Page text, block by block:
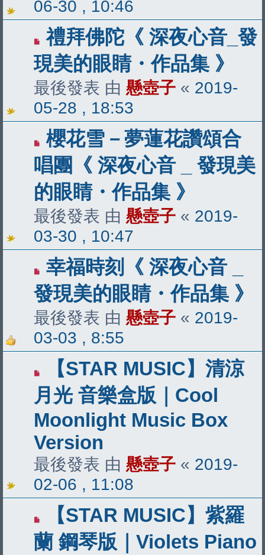
06-30 , 10:46
禮拜佛陀《 深夜心音_發
現美的眼睛・作品集 》
最後發表 由 懸壺子 « 2019-
05-28 , 18:53
櫻花雪－夢蓮花讚頌合
唱團《 深夜心音 _ 發現美
的眼睛・作品集 》
最後發表 由 懸壺子 « 2019-
03-30 , 10:47
幸福時刻《 深夜心音 _
發現美的眼睛・作品集 》
最後發表 由 懸壺子 « 2019-
03-03 , 8:55
【STAR MUSIC】清涼
月光 音樂盒版｜Cool
Moonlight Music Box
Version
最後發表 由 懸壺子 « 2019-
02-06 , 11:08
【STAR MUSIC】紫羅
蘭 鋼琴版｜Violets Piano